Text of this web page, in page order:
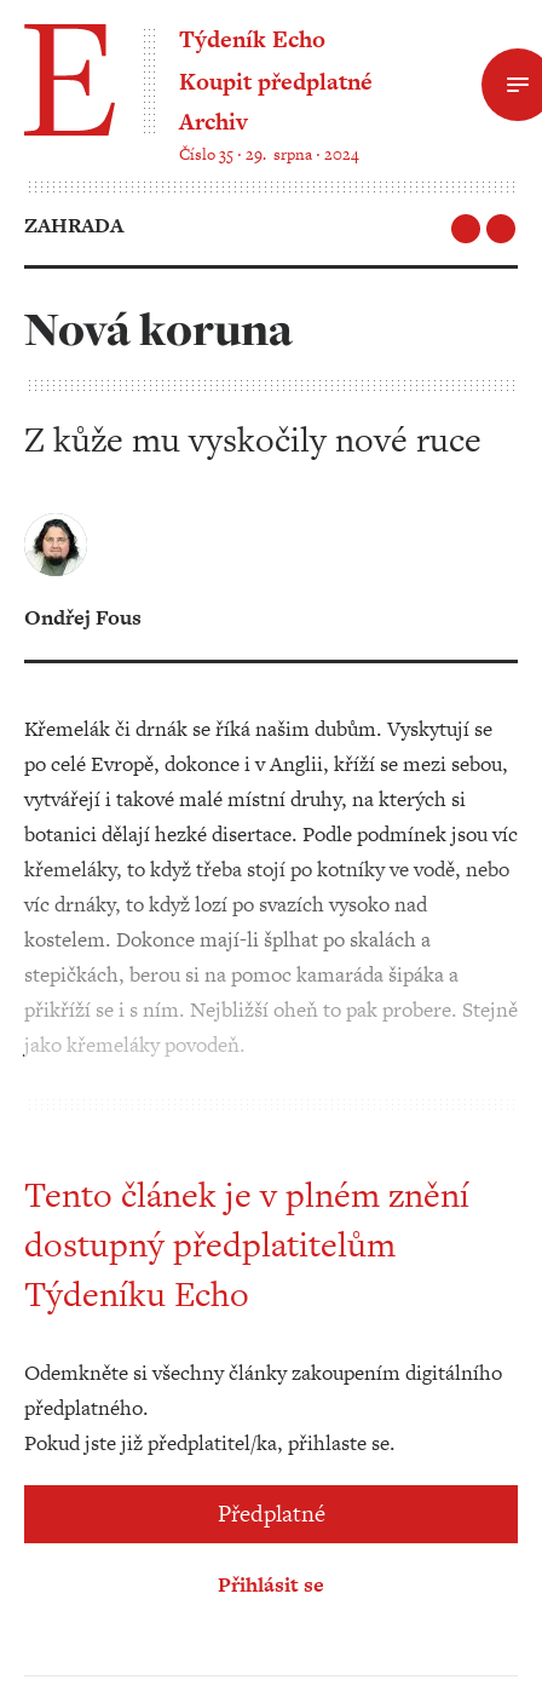
Týdeník Echo
Koupit předplatné
Archiv
Číslo 35 ‧ 29. srpna ‧ 2024
ZAHRADA
Nová koruna
Z kůže mu vyskočily nové ruce
Ondřej Fous
Křemelák či drnák se říká našim dubům. Vyskytují se
po celé Evropě, dokonce i v Anglii, kříží se mezi sebou,
vytvářejí i takové malé místní druhy, na kterých si
botanici dělají hezké disertace. Podle podmínek jsou víc
křemeláky, to když třeba stojí po kotníky ve vodě, nebo
víc drnáky, to když lozí po svazích vysoko nad
kostelem. Dokonce mají-li šplhat po skalách a
stepičkách, berou si na pomoc kamaráda šipáka a
přikříží se i s ním. Nejbližší oheň to pak probere. Stejně
jako křemeláky povodeň.
Tento článek je v plném znění
dostupný předplatitelům
Týdeníku Echo
Odemkněte si všechny články zakoupením digitálního
předplatného.
Pokud jste již předplatitel/ka, přihlaste se.
Předplatné
Přihlásit se